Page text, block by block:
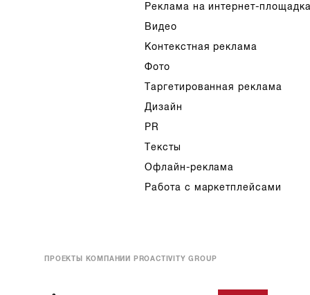
Реклама на интернет-
Видео
Контекстная реклама
Фото
Таргетированная реклама
Дизайн
PR
Тексты
Офлайн-реклама
Работа с маркетплейсами
ПРОЕКТЫ КОМПАНИИ PROACTIVITY GROUP